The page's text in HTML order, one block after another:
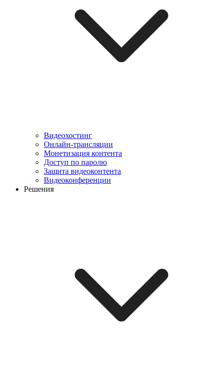
Видеохостинг
Онлайн-трансляции
Монетизация контента
Доступ по паролю
Защита видеоконтента
Видеоконференции
Решения